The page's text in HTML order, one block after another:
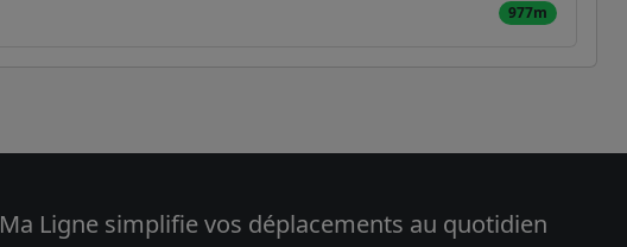
977m
Ma Ligne simplifie vos déplacements au quotidien